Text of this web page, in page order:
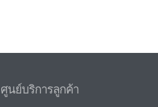
ศูนย์บริการลูกค้า